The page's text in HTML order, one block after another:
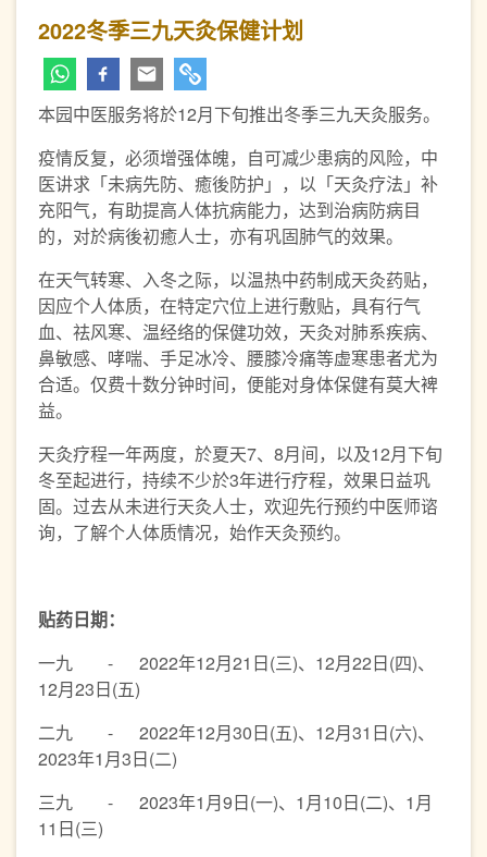
2022冬季三九天灸保健计划
本园中医服务将於12月下旬推出冬季三九天灸服务。
疫情反复，必须增强体魄，自可减少患病的风险，中
医讲求「未病先防、癒後防护」，以「天灸疗法」补
充阳气，有助提高人体抗病能力，达到治病防病目
的，对於病後初癒人士，亦有巩固肺气的效果。
在天气转寒、入冬之际，以温热中药制成天灸药贴，
因应个人体质，在特定穴位上进行敷贴，具有行气
血、祛风寒、温经络的保健功效，天灸对肺系疾病、
鼻敏感、哮喘、手足冰冷、腰膝冷痛等虚寒患者尤为
合适。仅费十数分钟时间，便能对身体保健有莫大裨
益。
天灸疗程一年两度，於夏天7、8月间，以及12月下旬
冬至起进行，持续不少於3年进行疗程，效果日益巩
固。过去从未进行天灸人士，欢迎先行预约中医师谘
询，了解个人体质情况，始作天灸预约。
贴药日期：
一九 - 2022年12月21日(三)、12月22日(四)、
12月23日(五)
二九 - 2022年12月30日(五)、12月31日(六)、
2023年1月3日(二)
三九 - 2023年1月9日(一)、1月10日(二)、1月
11日(三)